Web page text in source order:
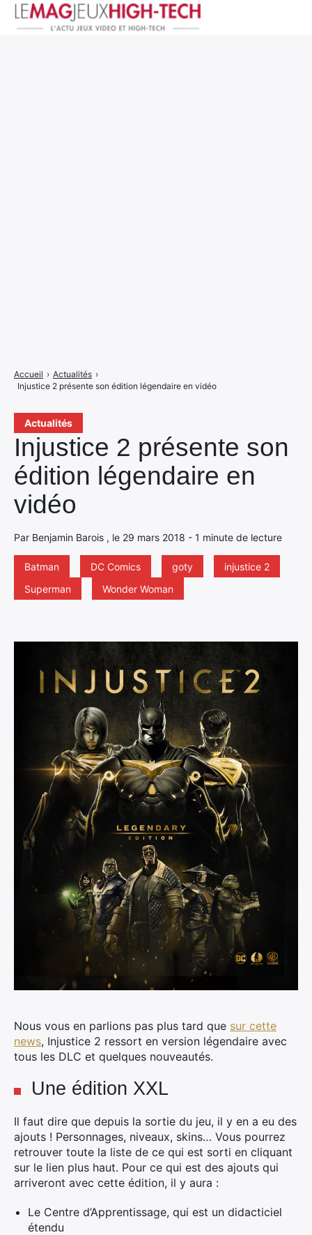
Actualités
Injustice 2 présente son
édition légendaire en
vidéo
Par Benjamin Barois , le 29 mars 2018 - 1 minute de lecture
Batman DC Comics goty
injustice 2
Superman
Wonder Woman
Accueil › Actualités ›
Injustice 2 présente son édition légendaire en vidéo
Nous vous en parlions pas plus tard que sur cette
news, Injustice 2 ressort en version légendaire avec
tous les DLC et quelques nouveautés.
Une édition XXL
Il faut dire que depuis la sortie du jeu, il y en a eu des
ajouts ! Personnages, niveaux, skins… Vous pourrez
retrouver toute la liste de ce qui est sorti en cliquant
sur le lien plus haut. Pour ce qui est des ajouts qui
arriveront avec cette édition, il y aura :
Le Centre d’Apprentissage, qui est un didacticiel
étendu